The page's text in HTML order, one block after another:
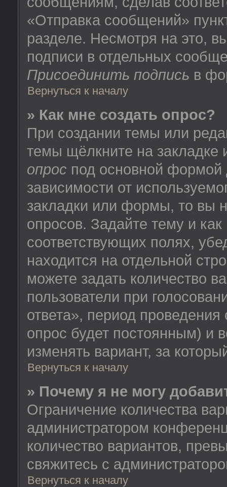
«Отправка сообщений»
разделе. Несмотря на это,
подписи в отдельных
Присоединить подпись в
Вернуться к началу
» Как мне создать опрос?
При создании темы или
темы щёлкните на
опрос под основной
зависимости от
закладки или формы, то вы
опросов. Задайте тему и
соответствующих полях,
находится на отдельной
можете задать количество
пользователи при
ответа», период проведения
опрос будет постоянным) и
изменять вариант, за
Вернуться к началу
» Почему я не могу
Ограничение количества
администратором
количество вариантов,
свяжитесь с
Вернуться к началу